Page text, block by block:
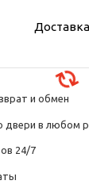
и обмен
двери в любом
24/7